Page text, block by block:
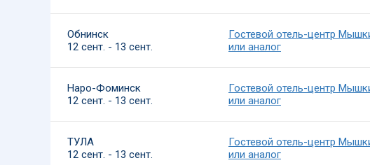
Обнинск
12 сент. - 13 сент.
Гостевой отель-центр
или аналог
Наро-Фоминск
12 сент. - 13 сент.
Гостевой отель-центр
или аналог
ТУЛА
12 сент. - 13 сент.
Гостевой отель-центр
или аналог